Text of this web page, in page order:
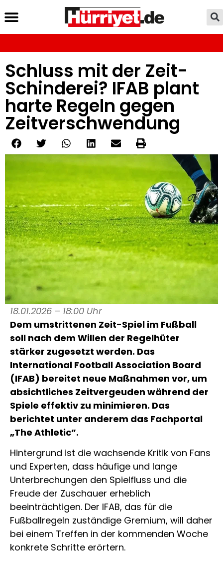
Schluss mit der Zeit-
Schinderei? IFAB plant
harte Regeln gegen
Zeitverschwendung
18.01.2026 – 18:00 Uhr
Dem umstrittenen Zeit-Spiel im Fußball
soll nach dem Willen der Regelhüter
stärker zugesetzt werden. Das
International Football Association Board
(IFAB) bereitet neue Maßnahmen vor, um
absichtliches Zeitvergeuden während der
Spiele effektiv zu minimieren. Das
berichtet unter anderem das Fachportal
„The Athletic”.
Hintergrund ist die wachsende Kritik von Fans
und Experten, dass häufige und lange
Unterbrechungen den Spielfluss und die
Freude der Zuschauer erheblich
beeinträchtigen. Der IFAB, das für die
Fußballregeln zuständige Gremium, will daher
bei einem Treffen in der kommenden Woche
konkrete Schritte erörtern.